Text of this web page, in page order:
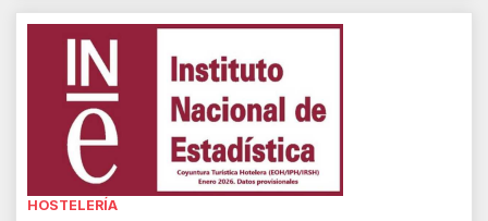
HOSTELERÍA